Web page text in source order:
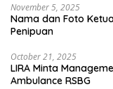
November 5, 2025
Nama dan Foto
Penipuan
October 21, 2025
LIRA Minta
Ambulance RSBG